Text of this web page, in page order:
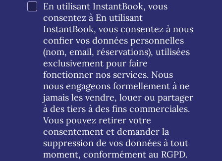
En utilisant InstantBook, vous
consentez à En utilisant
InstantBook, vous consentez à nous
confier vos données personnelles
(nom, email, réservations), utilisées
exclusivement pour faire
fonctionner nos services. Nous
nous engageons formellement à ne
jamais les vendre, louer ou partager
à des tiers à des fins commerciales.
Vous pouvez retirer votre
consentement et demander la
suppression de vos données à tout
moment, conformément au RGPD.